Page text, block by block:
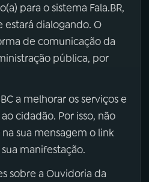
para o sistema Fala.BR,
estará dialogando. O
de comunicação da
pública, por
a melhorar os serviços e
cidadão. Por isso, não
sua mensagem o link
manifestação.
sobre a Ouvidoria da